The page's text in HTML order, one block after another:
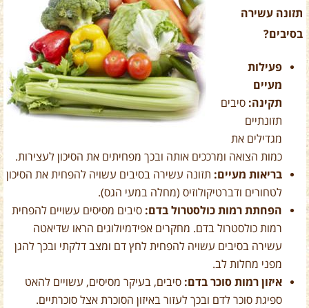
תזונה עשירה
בסיבים?
פעילות
מעיים
תקינה: סיבים
תזונתיים
מגדילים את
כמות הצואה ומרככים אותה ובכך מפחיתים את הסיכון לעצירות.
בריאות מעיים: תזונה עשירה בסיבים עשויה להפחית את הסיכון
לטחורים ודברטיקולוזיס (מחלה במעי הגס).
הפחתת רמות כולסטרול בדם: סיבים מסיסים עשויים להפחית
רמות כולסטרול בדם. מחקרים אפידמיולוגים הראו שדיאטה
עשירה בסיבים עשויה להפחית לחץ דם ומצב דלקתי ובכך להגן
מפני מחלות לב.
איזון רמות סוכר בדם: סיבים, בעיקר מסיסים, עשויים להאט
ספיגת סוכר לדם ובכך לעזור באיזון הסוכרת אצל סוכרתיים.